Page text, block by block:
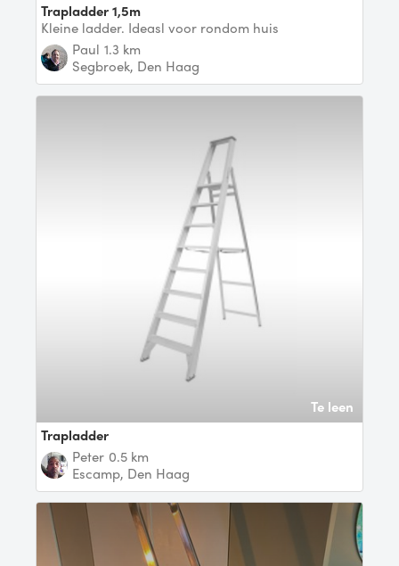
trapladder 1,5m
Kleine ladder. Ideasl voor rondom huis
Paul 1.3 km
Segbroek, Den Haag
Te leen
Trapladder
Peter 0.5 km
Escamp, Den Haag